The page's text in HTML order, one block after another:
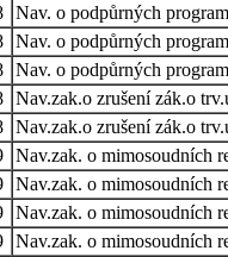
Nav. o podpůrných
Nav. o podpůrných
Nav. o podpůrných
Nav.zak.o zrušení zák.o
Nav.zak.o zrušení zák.o
Nav.zak. o mimosoudních
Nav.zak. o mimosoudních
Nav.zak. o mimosoudních
Nav.zak. o mimosoudních